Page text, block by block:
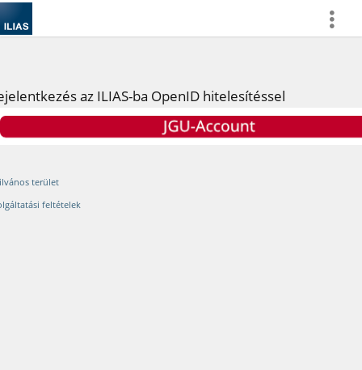
more
az ILIAS-ba OpenID hitelesítéssel
terület
feltételek